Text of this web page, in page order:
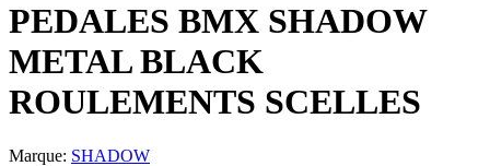
PEDALES BMX SHADOW
METAL BLACK
ROULEMENTS SCELLES
Marque: SHADOW